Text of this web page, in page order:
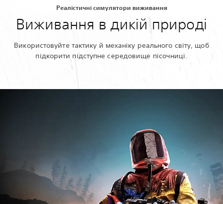
Реалістичні симулятори виживання
Виживання в дикій природі
Використовуйте тактику й механіку реального світу, щоб
підкорити підступне середовище пісочниці.